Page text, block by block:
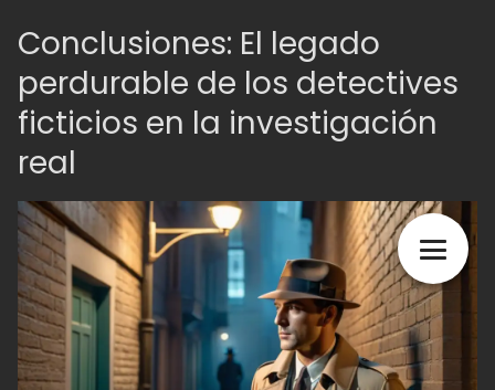
Conclusiones: El legado
perdurable de los detectives
ficticios en la investigación
real